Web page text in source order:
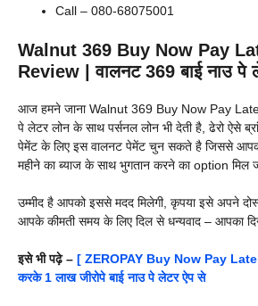
Call – 080-68075001
Walnut 369 Buy Now Pay
Review | वालनट 369 बाई नाउ पे
आज हमने जाना Walnut 369 Buy Now Pay
पे लेटर लोन के साथ पर्सनल लोन भी देती है, ढेरो ऐसे
पेमेंट के लिए इस वालनट पेमेंट चुन सकते है जिससे
महीने का ब्याज के साथ भुगतान करने का option मिल
उम्मीद है आपको इससे मदद मिलेगी, कृपया इसे अपने
आपके कीमती समय के लिए दिल से धन्यवाद – आपका
इसे भी पढ़े – [ ZEROPAY Buy Now Pay
करके 1 लाख जीरोपे बाई नाउ पे लेटर ऐप से